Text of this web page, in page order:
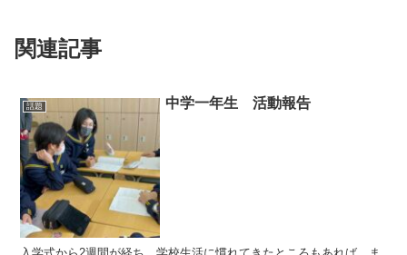
関連記事
話題 中学一年生 活動報告